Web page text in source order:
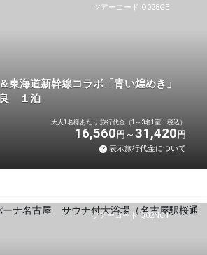
ツアーコード Q028GE
東海道新幹線コラボ「青い煌めき」
１泊
大人1名様あたり 旅行代金（1～3名1室・税込）
16,560 円 31,420 円
表示旅行代金について
ツアーコード Q02NO1